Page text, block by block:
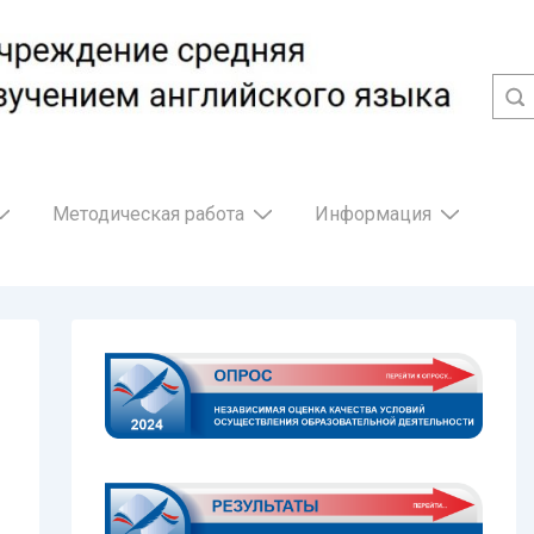
Методическая работа Информация